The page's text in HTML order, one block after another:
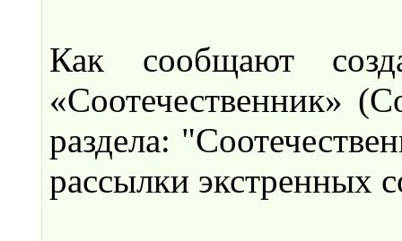
Как сообщают
«Соотечественник»
раздела:
рассылки экстренных